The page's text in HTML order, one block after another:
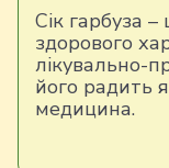
Сік гарбуза
здорового
лікувально-
його радить
медицина.